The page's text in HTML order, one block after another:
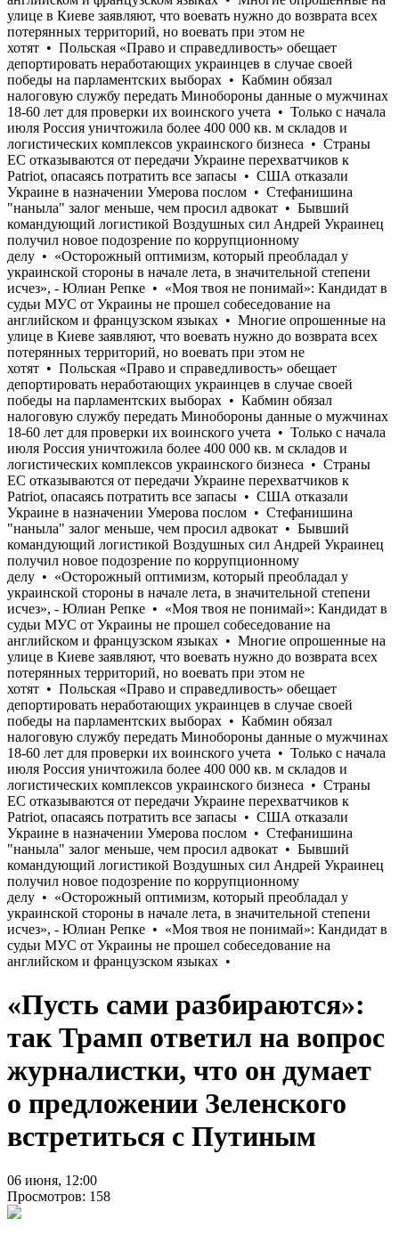
«Пусть сами разбираются»:
так Трамп ответил на вопрос
журналистки, что он думает
о предложении Зеленского
встретиться с Путиным
06 июня, 12:00
Просмотров: 158